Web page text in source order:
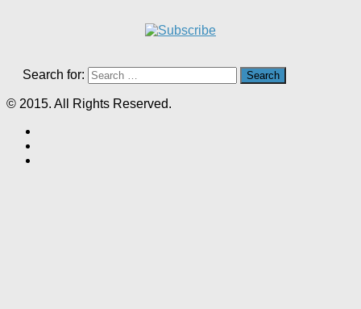
Search for:
© 2015. All Rights Reserved.